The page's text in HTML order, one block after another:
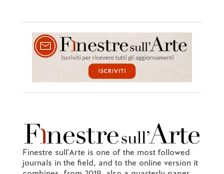
Finestre sull'Arte is one of the most followed
journals in the field, and to the online version it